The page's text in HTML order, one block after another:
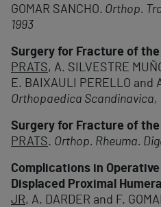
GOMAR SANCHO. Orthop.
1993
Surgery for Fracture of the
PRATS, A. SILVESTRE
E. BAIXAULI PERELLO and
Orthopaedica Scandinavica,
Surgery for Fracture of the
PRATS. Orthop. Rheuma.
Complications in
Displaced Proximal
JR, A. DARDER and F.